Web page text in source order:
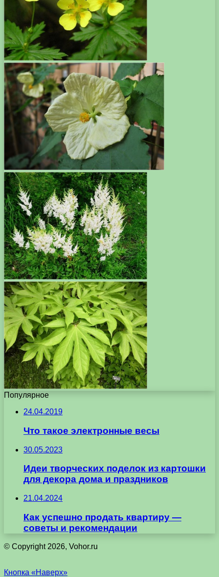
Популярное
24.04.2019
Что такое электронные весы
30.05.2023
Идеи творческих поделок из картошки
для декора дома и праздников
21.04.2024
Как успешно продать квартиру —
советы и рекомендации
© Copyright 2026, Vohor.ru
Кнопка «Наверх»